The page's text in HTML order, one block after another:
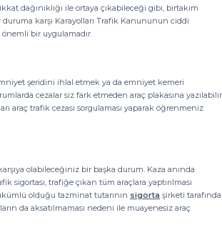
dağınıklığı ile ortaya çıkabileceği gibi, birtakım
karşı Karayolları Trafik Kanununun ciddi
önemli bir uygulamadır.
şeridini ihlal etmek ya da emniyet kemeri
cezalar siz fark etmeden araç plakasına
araç trafik cezası sorgulaması yaparak öğrenmeniz
olabileceğiniz bir başka durum. Kaza anında
sigortası, trafiğe çıkan tüm araçlara yaptırılması
olduğu tazminat tutarının sigorta şirketi
da aksatılmaması nedeni ile muayenesiz araç